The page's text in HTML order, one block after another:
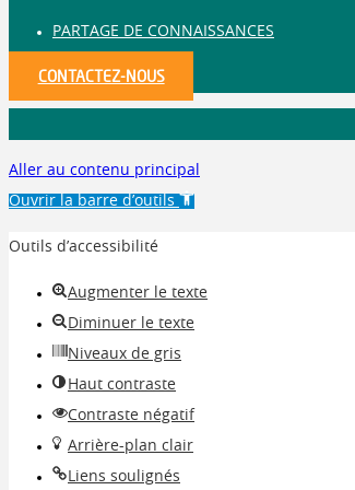
PARTAGE DE CONNAISSANCES
CONTACTEZ-NOUS
Aller au contenu principal
Ouvrir la barre d’outils
Outils d’accessibilité
Augmenter le texte
Diminuer le texte
Niveaux de gris
Haut contraste
Contraste négatif
Arrière-plan clair
Liens soulignés